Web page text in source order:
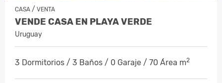
CASA / VENTA
VENDE CASA EN PLAYA VERDE
Uruguay
3 Dormitorios / 3 Baños / 0 Garaje / 70 Área m2